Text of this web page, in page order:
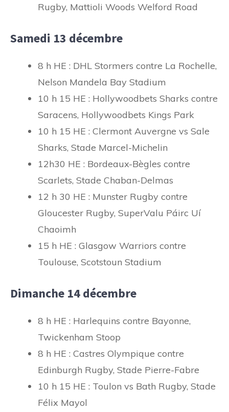
Rugby, Mattioli Woods Welford Road
Samedi 13 décembre
8 h HE : DHL Stormers contre La Rochelle,
Nelson Mandela Bay Stadium
10 h 15 HE : Hollywoodbets Sharks contre
Saracens, Hollywoodbets Kings Park
10 h 15 HE : Clermont Auvergne vs Sale
Sharks, Stade Marcel-Michelin
12h30 HE : Bordeaux-Bègles contre
Scarlets, Stade Chaban-Delmas
12 h 30 HE : Munster Rugby contre
Gloucester Rugby, SuperValu Páirc Uí
Chaoimh
15 h HE : Glasgow Warriors contre
Toulouse, Scotstoun Stadium
Dimanche 14 décembre
8 h HE : Harlequins contre Bayonne,
Twickenham Stoop
8 h HE : Castres Olympique contre
Edinburgh Rugby, Stade Pierre-Fabre
10 h 15 HE : Toulon vs Bath Rugby, Stade
Félix Mayol